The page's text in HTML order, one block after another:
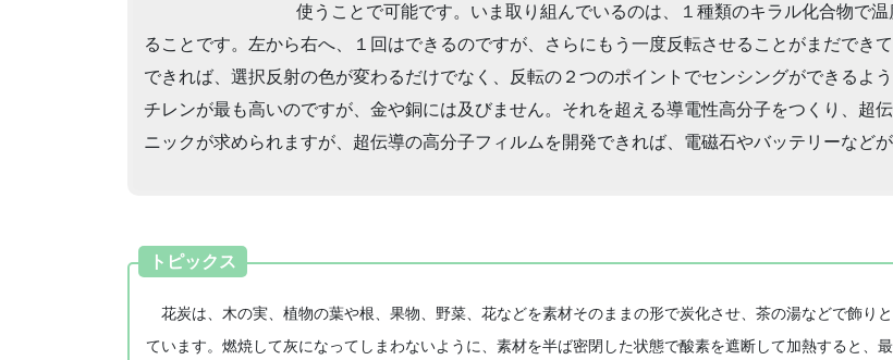
使うことで可能です。いま取り組んでいるのは、１種類のキラル化合物で
ることです。左から右へ、１回はできるのですが、さらにもう一度反転させることがまだでき
できれば、選択反射の色が変わるだけでなく、反転の２つのポイントでセンシングができるよ
チレンが最も高いのですが、金や銅には及びません。それを超える導電性高分子をつくり、超
ニックが求められますが、超伝導の高分子フィルムを開発できれば、電磁石やバッテリーなどが
トピックス
花炭は、木の実、植物の葉や根、果物、野菜、花などを素材そのままの形で炭化させ、茶の湯などで飾り
ています。燃焼して灰になってしまわないように、素材を半ば密閉した状態で酸素を遮断して加熱すると、